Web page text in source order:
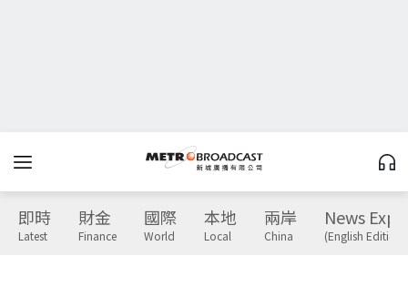
即時
Latest
財金
Finance
國際
World
本地
Local
兩岸
China
News
(English Edition)